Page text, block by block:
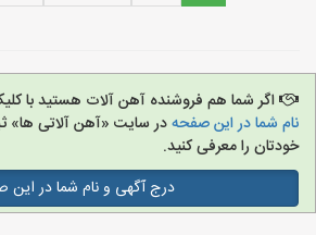
اگر شما هم فروشنده آهن آلات هستید با
نام شما در این صفحهدر سایت «آهن آلاتی ها»
خودتان را معرفی کنید.
درج آگهی و نام شما در این